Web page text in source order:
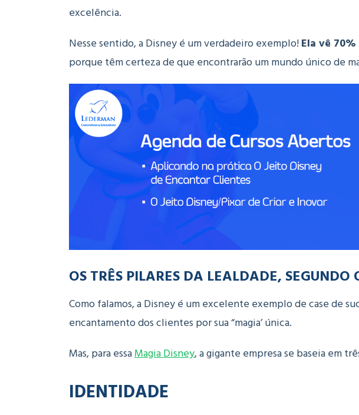
excelência.
Nesse sentido, a Disney é um verdadeiro exemplo!Ela vê
porque têm certeza de que encontrarão um mundo único de
OS TRÊS PILARES DA LEALDADE, SEGUNDO
Como falamos, a Disney é um excelente exemplo de case de
encantamento dos clientes por sua “magia’ única.
Mas, para essaMagia Disney, a gigante empresa se baseia em
IDENTIDADE